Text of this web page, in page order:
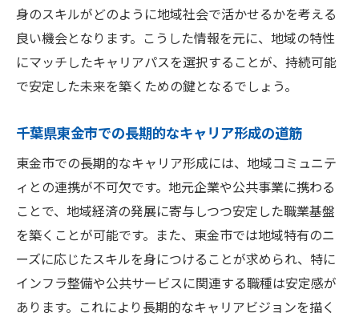
身のスキルがどのように地域社会で活かせるかを考える
良い機会となります。こうした情報を元に、地域の特性
にマッチしたキャリアパスを選択することが、持続可能
で安定した未来を築くための鍵となるでしょう。
千葉県東金市での長期的なキャリア形成の道筋
東金市での長期的なキャリア形成には、地域コミュニテ
ィとの連携が不可欠です。地元企業や公共事業に携わる
ことで、地域経済の発展に寄与しつつ安定した職業基盤
を築くことが可能です。また、東金市では地域特有のニ
ーズに応じたスキルを身につけることが求められ、特に
インフラ整備や公共サービスに関連する職種は安定感が
あります。これにより長期的なキャリアビジョンを描く